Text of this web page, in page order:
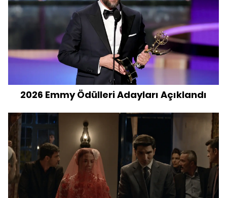
2026 Emmy Ödülleri Adayları Açıklandı